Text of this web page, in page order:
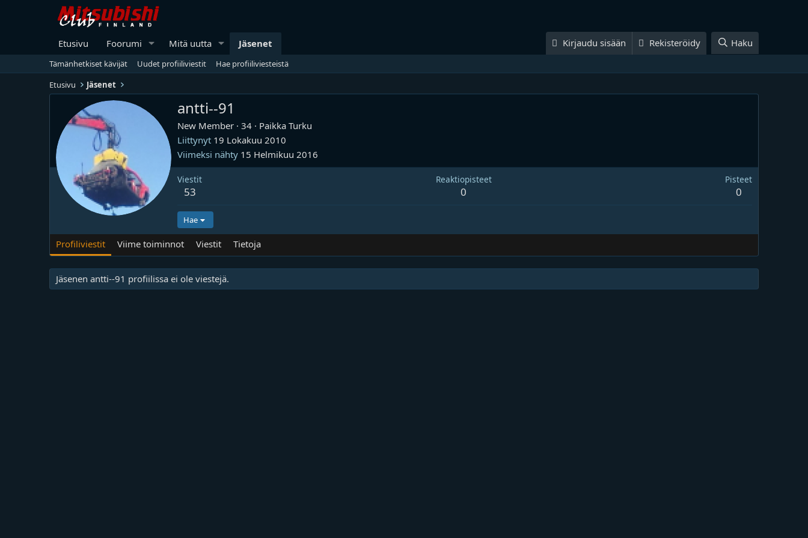
Etusivu Foorumi Mitä uutta Jäsenet Kirjaudu sisään Rekisteröidy Haku
Tämänhetkiset kävijät Uudet profiiliviestit
Hae profiiliviesteistä
Etusivu
Jäsenet
antti--91
New Member · 34 · Paikka Turku
Liittynyt 19 Lokakuu 2010
Viimeksi nähty 15 Helmikuu 2016
Viestit
53
Reaktiopisteet
0
Pisteet
0
Hae
Profiliviestit Viime toiminnot Viestit Tietoja
Jäsenen antti--91 profiilissa ei ole viestejä.